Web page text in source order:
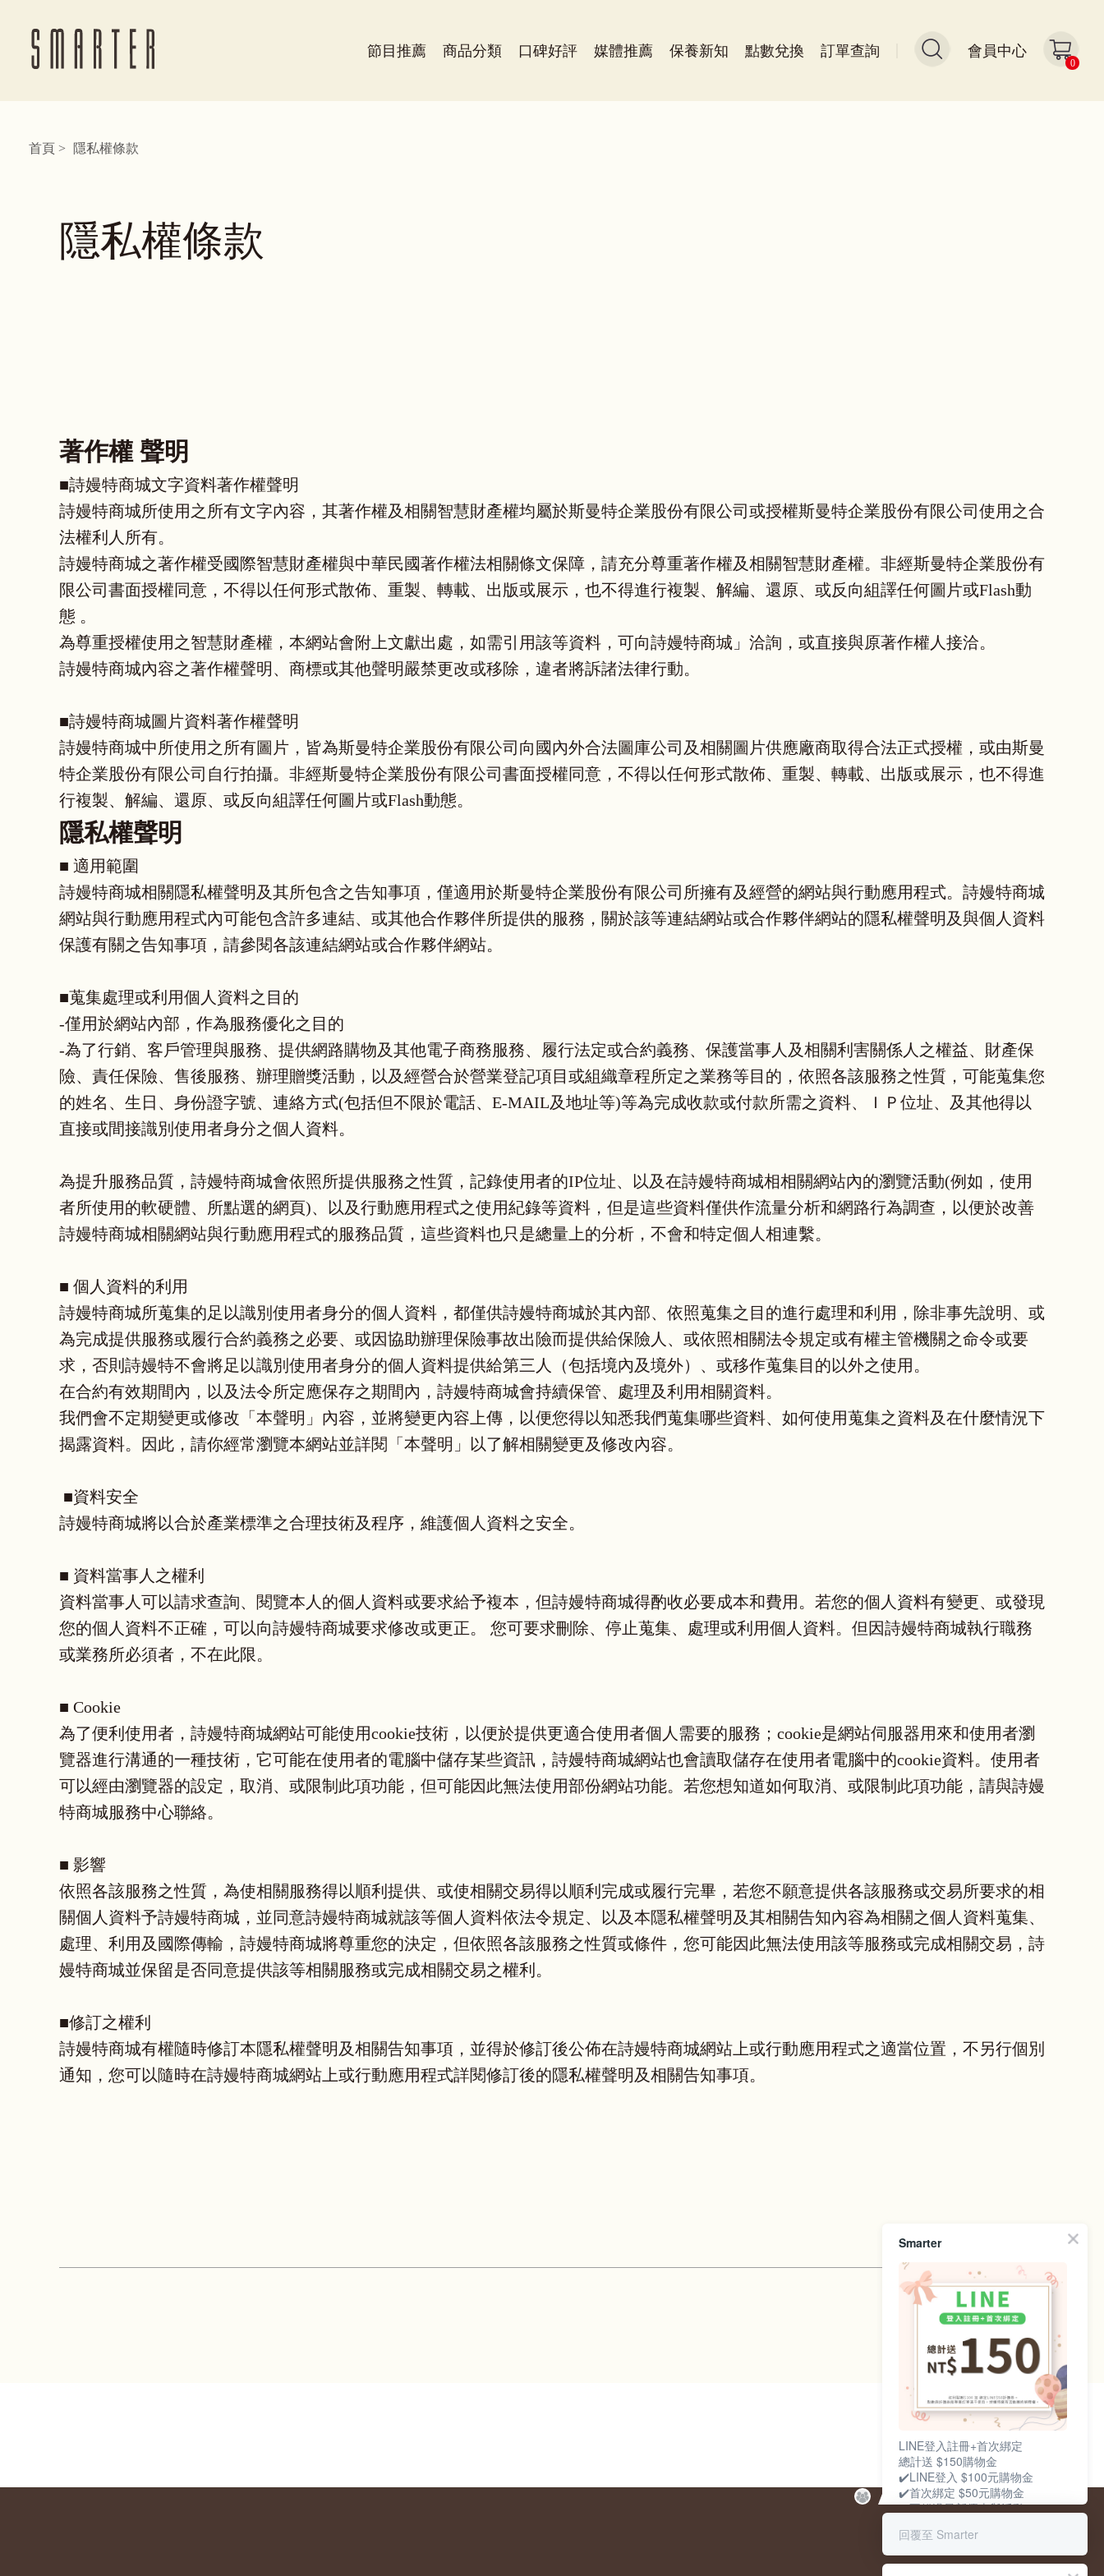
節目推薦 商品分類 口碑好評 媒體推薦 保養新知 點數兌換 訂單查詢 會員中心
0
首頁 隱私權條款
隱私權條款
著作權 聲明
■詩嫚特商城文字資料著作權聲明
詩嫚特商城所使用之所有文字內容，其著作權及相關智慧財產權均屬於斯曼特企業股份有限公司或授權斯曼特企業股份有限公司使用之合
法權利人所有。
詩嫚特商城之著作權受國際智慧財產權與中華民國著作權法相關條文保障，請充分尊重著作權及相關智慧財產權。非經斯曼特企業股份有
限公司書面授權同意，不得以任何形式散佈、重製、轉載、出版或展示，也不得進行複製、解編、還原、或反向組譯任何圖片或Flash動
態 。
為尊重授權使用之智慧財產權，本網站會附上文獻出處，如需引用該等資料，可向詩嫚特商城」洽詢，或直接與原著作權人接洽。
詩嫚特商城內容之著作權聲明、商標或其他聲明嚴禁更改或移除，違者將訴諸法律行動。
■詩嫚特商城圖片資料著作權聲明
詩嫚特商城中所使用之所有圖片，皆為斯曼特企業股份有限公司向國內外合法圖庫公司及相關圖片供應廠商取得合法正式授權，或由斯曼
特企業股份有限公司自行拍攝。非經斯曼特企業股份有限公司書面授權同意，不得以任何形式散佈、重製、轉載、出版或展示，也不得進
行複製、解編、還原、或反向組譯任何圖片或Flash動態。
隱私權聲明
■ 適用範圍
詩嫚特商城相關隱私權聲明及其所包含之告知事項，僅適用於斯曼特企業股份有限公司所擁有及經營的網站與行動應用程式。詩嫚特商城
網站與行動應用程式內可能包含許多連結、或其他合作夥伴所提供的服務，關於該等連結網站或合作夥伴網站的隱私權聲明及與個人資料
保護有關之告知事項，請參閱各該連結網站或合作夥伴網站。
■蒐集處理或利用個人資料之目的
-僅用於網站內部，作為服務優化之目的
-為了行銷、客戶管理與服務、提供網路購物及其他電子商務服務、履行法定或合約義務、保護當事人及相關利害關係人之權益、財產保
險、責任保險、售後服務、辦理贈獎活動，以及經營合於營業登記項目或組織章程所定之業務等目的，依照各該服務之性質，可能蒐集您
的姓名、生日、身份證字號、連絡方式(包括但不限於電話、E-MAIL及地址等)等為完成收款或付款所需之資料、ＩＰ位址、及其他得以
直接或間接識別使用者身分之個人資料。
為提升服務品質，詩嫚特商城會依照所提供服務之性質，記錄使用者的IP位址、以及在詩嫚特商城相相關網站內的瀏覽活動(例如，使用
者所使用的軟硬體、所點選的網頁)、以及行動應用程式之使用紀錄等資料，但是這些資料僅供作流量分析和網路行為調查，以便於改善
詩嫚特商城相關網站與行動應用程式的服務品質，這些資料也只是總量上的分析，不會和特定個人相連繫。
■ 個人資料的利用
詩嫚特商城所蒐集的足以識別使用者身分的個人資料，都僅供詩嫚特商城於其內部、依照蒐集之目的進行處理和利用，除非事先說明、或
為完成提供服務或履行合約義務之必要、或因協助辦理保險事故出險而提供給保險人、或依照相關法令規定或有權主管機關之命令或要
求，否則詩嫚特不會將足以識別使用者身分的個人資料提供給第三人（包括境內及境外）、或移作蒐集目的以外之使用。
在合約有效期間內，以及法令所定應保存之期間內，詩嫚特商城會持續保管、處理及利用相關資料。
我們會不定期變更或修改「本聲明」內容，並將變更內容上傳，以便您得以知悉我們蒐集哪些資料、如何使用蒐集之資料及在什麼情況下
揭露資料。因此，請你經常瀏覽本網站並詳閱「本聲明」以了解相關變更及修改內容。
■資料安全
詩嫚特商城將以合於產業標準之合理技術及程序，維護個人資料之安全。
■ 資料當事人之權利
資料當事人可以請求查詢、閱覽本人的個人資料或要求給予複本，但詩嫚特商城得酌收必要成本和費用。若您的個人資料有變更、或發現
您的個人資料不正確，可以向詩嫚特商城要求修改或更正。 您可要求刪除、停止蒐集、處理或利用個人資料。但因詩嫚特商城執行職務
或業務所必須者，不在此限。
■ Cookie
為了便利使用者，詩嫚特商城網站可能使用cookie技術，以便於提供更適合使用者個人需要的服務；cookie是網站伺服器用來和使用者瀏
覽器進行溝通的一種技術，它可能在使用者的電腦中儲存某些資訊，詩嫚特商城網站也會讀取儲存在使用者電腦中的cookie資料。使用者
可以經由瀏覽器的設定，取消、或限制此項功能，但可能因此無法使用部份網站功能。若您想知道如何取消、或限制此項功能，請與詩嫚
特商城服務中心聯絡。
■ 影響
依照各該服務之性質，為使相關服務得以順利提供、或使相關交易得以順利完成或履行完畢，若您不願意提供各該服務或交易所要求的相
關個人資料予詩嫚特商城，並同意詩嫚特商城就該等個人資料依法令規定、以及本隱私權聲明及其相關告知內容為相關之個人資料蒐集、
處理、利用及國際傳輸，詩嫚特商城將尊重您的決定，但依照各該服務之性質或條件，您可能因此無法使用該等服務或完成相關交易，詩
嫚特商城並保留是否同意提供該等相關服務或完成相關交易之權利。
■修訂之權利
詩嫚特商城有權隨時修訂本隱私權聲明及相關告知事項，並得於修訂後公佈在詩嫚特商城網站上或行動應用程式之適當位置，不另行個別
通知，您可以隨時在詩嫚特商城網站上或行動應用程式詳閱修訂後的隱私權聲明及相關告知事項。
Smarter
LINE登入註冊+首次綁定
總計送 $150購物金
✔️LINE登入 $100元購物金​
✔️首次綁定 $50元購物金​
✔️不錯過最新優惠與活動​
回覆至 Smarter